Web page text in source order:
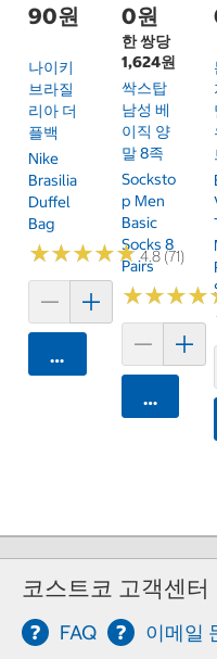
90원
나이키
브라질
리아 더
플백
Nike
Brasilia
Duffel
Bag
★★★★★
★★★★★4.8 (71)
카트에 담기
0원
한 쌍당
1,624원
싹스탑
남성 베
이직 양
말 8족
Socksto
P Men
Basic
Socks 8
Pairs
★★★★
★★★★
카트에
코스트코 고객센터
FAQ 이메일